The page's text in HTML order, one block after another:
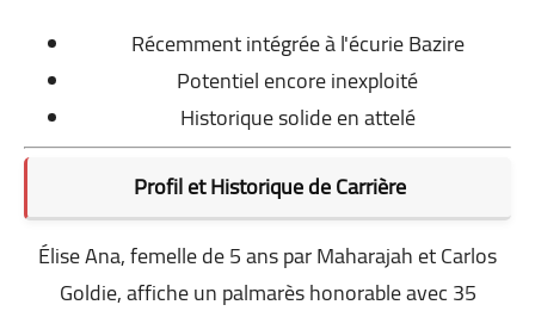
Récemment intégrée à l'écurie Bazire
Potentiel encore inexploité
Historique solide en attelé
Profil et Historique de Carrière
Élise Ana, femelle de 5 ans par Maharajah et Carlos
Goldie, affiche un palmarès honorable avec 35